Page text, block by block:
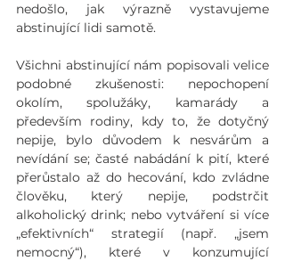
nedošlo, jak výrazně vystavujeme
abstinující lidi samotě.
Všichni abstinující nám popisovali velice
podobné zkušenosti: nepochopení
okolím, spolužáky, kamarády a
především rodiny, kdy to, že dotyčný
nepije, bylo důvodem k nesvárům a
nevídání se; časté nabádání k pití, které
přerůstalo až do hecování, kdo zvládne
člověku, který nepije, podstrčit
alkoholický drink; nebo vytváření si více
„efektivních“ strategií (např. „jsem
nemocný“), které v konzumující